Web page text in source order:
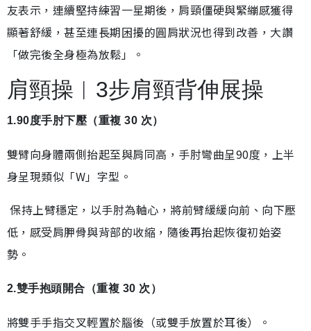
友表示，連續堅持練習一星期後，肩頸僵硬與緊繃感獲得
顯著舒緩，甚至連長期困擾的圓肩狀況也得到改善，大讚
「做完後全身極為放鬆」。
肩頸操︱3步肩頸背伸展操
1.90度手肘下壓（重複 30 次）
雙臂向身體兩側抬起至與肩同高，手肘彎曲呈90度，上半
身呈現類似「W」字型。
保持上臂穩定，以手肘為軸心，將前臂緩緩向前、向下壓
低，感受肩胛骨與背部的收縮，隨後再抬起恢復初始姿
勢。
2.雙手抱頭開合（重複 30 次）
將雙手手指交叉輕置於腦後（或雙手放置於耳後）。